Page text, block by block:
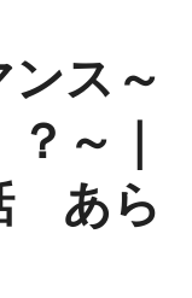
ス～
～｜
あら